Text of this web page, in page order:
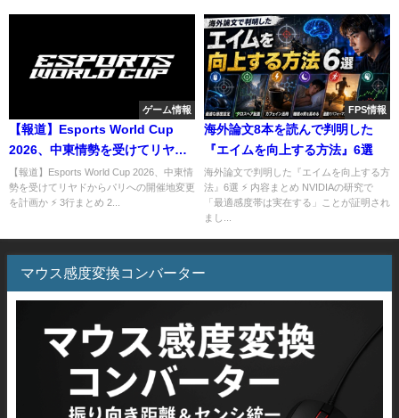
ゲーム情報
【報道】Esports World Cup
2026、中東情勢を受けてリヤド
からパリへの開催地変更を計画
か
【報道】Esports World Cup 2026、中東情
勢を受けてリヤドからパリへの開催地変更
を計画か ⚡ 3行まとめ 2...
FPS情報
海外論文8本を読んで判明した
『エイムを向上する方法』6選
海外論文で判明した『エイムを向上する方
法』6選 ⚡ 内容まとめ NVIDIAの研究で
「最適感度帯は実在する」ことが証明され
まし...
マウス感度変換コンバーター